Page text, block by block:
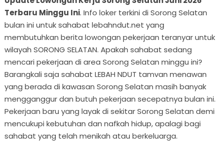
Terbaru Minggu Ini. Info loker terkini di Sorong Selatan
bulan ini untuk sahabat lebahndut.net yang
membutuhkan berita lowongan pekerjaan teranyar untuk
wilayah SORONG SELATAN. Apakah sahabat sedang
mencari pekerjaan di area Sorong Selatan minggu ini?
Barangkali saja sahabat LEBAH NDUT tamvan menawan
yang berada di kawasan Sorong Selatan masih banyak
mengganggur dan butuh pekerjaan secepatnya bulan ini.
Pekerjaan baru yang layak di sekitar Sorong Selatan demi
mencukupi kebutuhan dan nafkah hidup, apalagi bagi
sahabat yang telah menikah atau berkeluarga.